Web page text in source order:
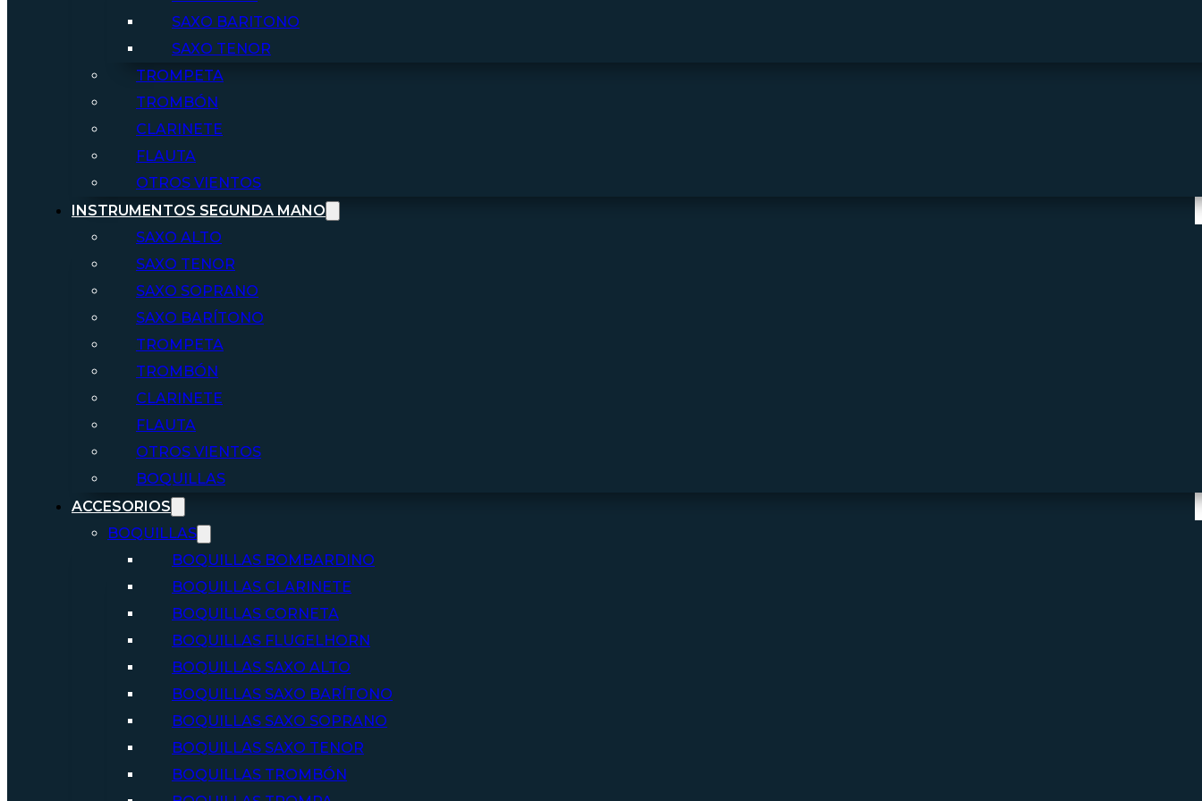
SAXO BARITONO
SAXO TENOR
TROMPETA
TROMBÓN
CLARINETE
FLAUTA
OTROS VIENTOS
INSTRUMENTOS SEGUNDA MANO
SAXO ALTO
SAXO TENOR
SAXO SOPRANO
SAXO BARÍTONO
TROMPETA
TROMBÓN
CLARINETE
FLAUTA
OTROS VIENTOS
BOQUILLAS
ACCESORIOS
BOQUILLAS
BOQUILLAS BOMBARDINO
BOQUILLAS CLARINETE
BOQUILLAS CORNETA
BOQUILLAS FLUGELHORN
BOQUILLAS SAXO ALTO
BOQUILLAS SAXO BARÍTONO
BOQUILLAS SAXO SOPRANO
BOQUILLAS SAXO TENOR
BOQUILLAS TROMBÓN